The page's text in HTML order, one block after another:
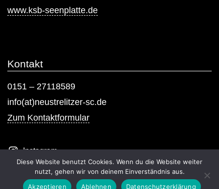
www.ksb-seenplatte.de
Kontakt
0151 – 27118589
info(at)neustrelitzer-sc.de
Zum Kontaktformular
Instagram
Diese Website benutzt Cookies. Wenn du die Website weiter
nutzt, gehen wir von deinem Einverständnis aus.
Akzeptieren
Ablehnen Datenschutzerklärung